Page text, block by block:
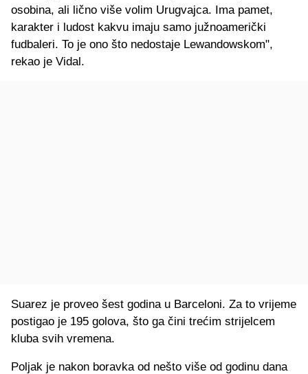
osobina, ali lično više volim Urugvajca. Ima pamet,
karakter i ludost kakvu imaju samo južnoamerički
fudbaleri. To je ono što nedostaje Lewandowskom",
rekao je Vidal.
Suarez je proveo šest godina u Barceloni. Za to vrijeme
postigao je 195 golova, što ga čini trećim strijelcem
kluba svih vremena.
Poljak je nakon boravka od nešto više od godinu dana